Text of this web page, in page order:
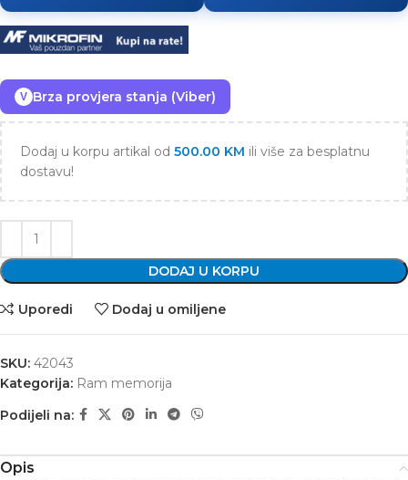
V Brza provjera stanja (Viber)
Dodaj u korpu artikal od 500.00 KM ili više za besplatnu
dostavu!
DODAJ U KORPU
Uporedi Dodaj u omiljene
SKU: 42043
Kategorija: Ram memorija
Podijeli na:
Opis